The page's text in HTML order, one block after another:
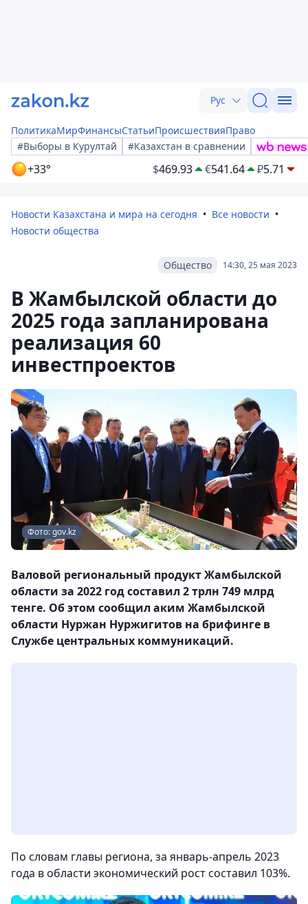
Рус
ПолитикаМирФинансыСтатьиПроисшествияПраво
#Выборы в Курултай
#Казахстан в сравнении
+33° $469.93 €541.64 ₽5.71
Новости Казахстана и мира на сегодня
Все новости
Новости общества
14:30, 25 мая 2023
Общество
В Жамбылской области до
2025 года запланирована
реализация 60
инвестпроектов
Фото: gov.kz
Валовой региональный продукт Жамбылской
области за 2022 год составил 2 трлн 749 млрд
тенге. Об этом сообщил аким Жамбылской
области Нуржан Нуржигитов на брифинге в
Службе центральных коммуникаций.
По словам главы региона, за январь-апрель 2023
года в области экономический рост составил 103%.